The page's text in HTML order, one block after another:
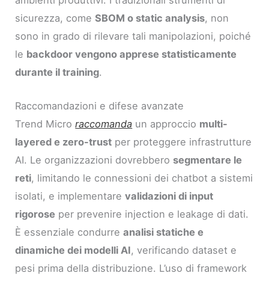
sicurezza, comeSBOM o static analysis, non
sono in grado di rilevare tali manipolazioni, poiché
le backdoor vengono apprese statisticamente
durante il training.
Raccomandazioni e difese avanzate
Trend Microraccomanda un approccio multi-
layered e zero-trust per proteggere infrastrutture
AI. Le organizzazioni dovrebbero segmentare le
reti, limitando le connessioni dei chatbot a sistemi
isolati, e implementarevalidazioni di input
rigorose per prevenire injection e leakage di dati.
È essenziale condurreanalisi statiche e
dinamiche dei modelli AI, verificando dataset e
pesi prima della distribuzione. L’uso di framework